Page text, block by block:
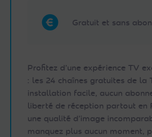
Gratuit et sans
Profitez d’une expérience TV
: les 24 chaînes gratuites de la
installation facile, aucun
liberté de réception partout en
une qualité d’image
manquez plus aucun moment,